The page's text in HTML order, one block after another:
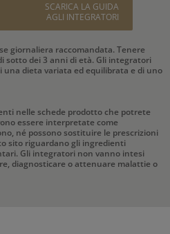
SCARICA LA GUIDA
AGLI INTEGRATORI
giornaliera raccomandata. Tenere
sotto dei 3 anni di età. Gli integratori
dieta variata ed equilibrata e di uno
nelle schede prodotto che potrete
essere interpretate come
né possono sostituire le prescrizioni
sito riguardano gli ingredienti
Gli integratori non vanno intesi
diagnosticare o attenuare malattie o